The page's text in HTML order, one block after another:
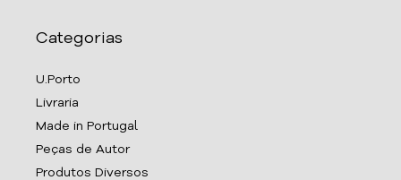
Categorias
U.Porto
Livraria
Made in Portugal
Peças de Autor
Produtos Diversos